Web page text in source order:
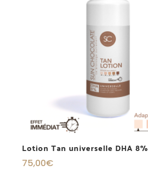
Lotion Tan universelle DHA 8%
75,00€